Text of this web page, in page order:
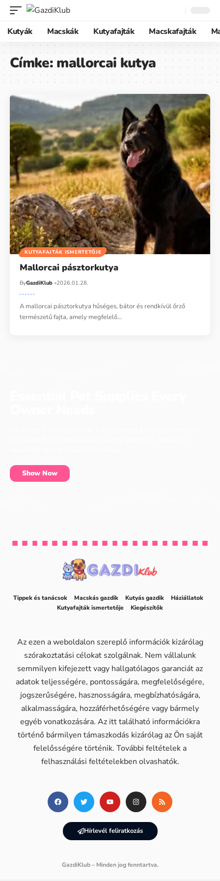
Kutyák Macskák Kutyafajták Macskafajták
Címke:mallorcai kutya
KUTYAFAJTÁK ISMERTETŐJE
Mallorcai pásztorkutya
ByGazdiKlub 2026.01.28.
A mallorcai pásztorkutya hűséges, bátor és rendkívül őrző
természetű fajta, amely megfelelő…
Show Now
Tippek és tanácsok Macskás gazdik Kutyás gazdik
Háziállatok
Kutyafajták ismertetője
Kiegészítők
Az ezen a weboldalon szereplő információk kizárólag
szórakoztatási célokat szolgálnak. Nem vállalunk
semmilyen kifejezett vagy hallgatólagos garanciát az
adatok teljességére, pontosságára, megfelelőségére,
jogszerűségére, hasznosságára, megbízhatóságára,
alkalmasságára, hozzáférhetőségére vagy bármely
egyéb vonatkozására. Az itt található információkra
történő bármilyen támaszkodás kizárólag az Ön saját
felelősségére történik. További feltételek a
felhasználási feltételekben olvashatók.
Hírlevél feliratkozás
GazdiKlub – Minden jog fenntartva.